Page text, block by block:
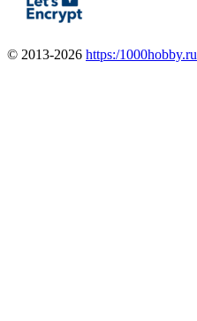
© 2013-2026 https:/1000hobby.ru